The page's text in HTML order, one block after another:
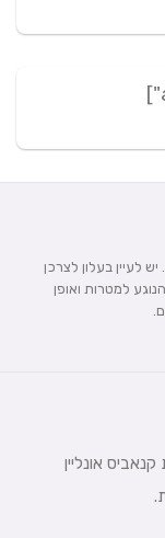
בעלון לצרכן
למטרות ואופן
אונליין